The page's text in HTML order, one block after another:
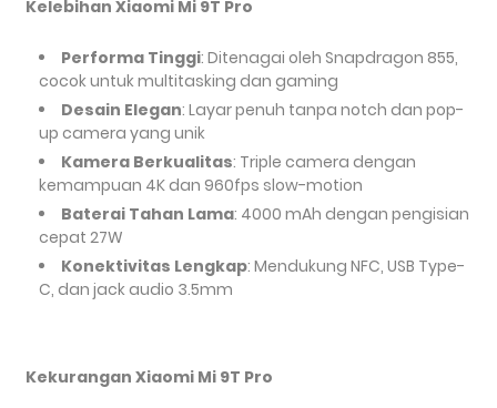
Kelebihan Xiaomi Mi 9T Pro
Performa Tinggi: Ditenagai oleh Snapdragon 855,
cocok untuk multitasking dan gaming
Desain Elegan: Layar penuh tanpa notch dan pop-
up camera yang unik
Kamera Berkualitas: Triple camera dengan
kemampuan 4K dan 960fps slow-motion
Baterai Tahan Lama: 4000 mAh dengan pengisian
cepat 27W
Konektivitas Lengkap: Mendukung NFC, USB Type-
C, dan jack audio 3.5mm
Kekurangan Xiaomi Mi 9T Pro